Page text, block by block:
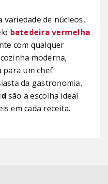
variedade de núcleos,
batedeira vermelha
com qualquer
moderna,
para um chef
da gastronomia,
são a escolha ideal
​​em cada receita.